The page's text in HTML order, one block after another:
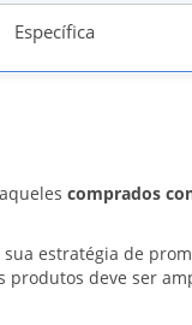
Específica
comprados
estratégia de
deve ser